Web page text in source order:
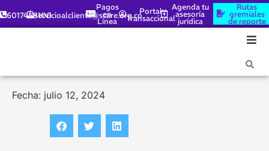
6017448100servicioalcliente@scare.org.co
Pagos
en
Línea
Portal
Transaccional
Agenda tu
asesoría
jurídica
Rutas
gremiales
de reporte
Fecha: julio 12, 2024